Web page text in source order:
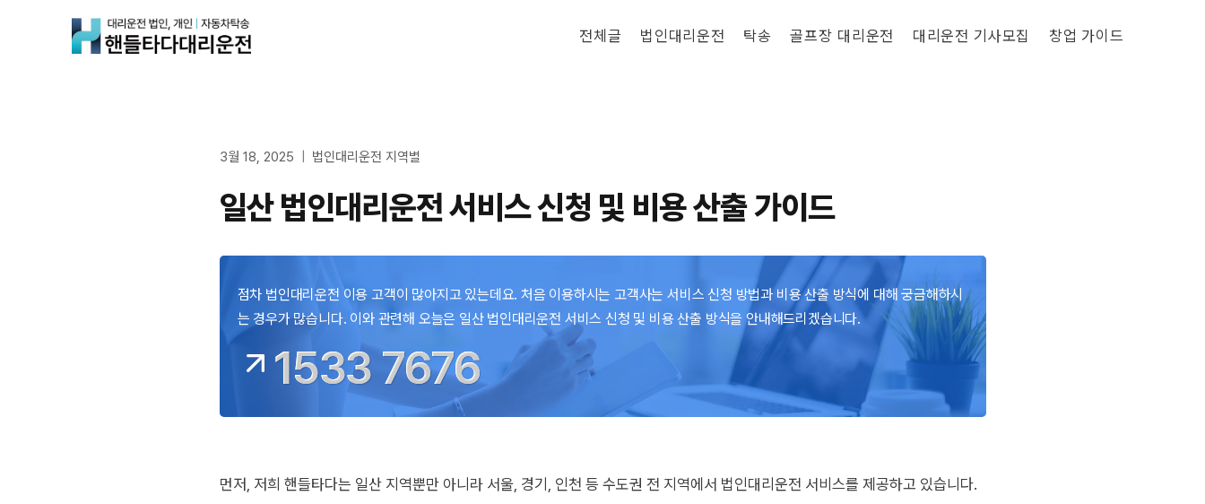
전체글 법인대리운전 탁송 골프장 대리운전 대리운전 기사모집 창업 가이드
3월 18, 2025 법인대리운전 지역별
일산 법인대리운전 서비스 신청 및 비용 산출 가이드
점차 법인대리운전 이용 고객이 많아지고 있는데요. 처음 이용하시는 고객사는 서비스 신청 방법과 비용 산출 방식에 대해 궁금해하시
는 경우가 많습니다. 이와 관련해 오늘은 일산 법인대리운전 서비스 신청 및 비용 산출 방식을 안내해드리겠습니다.
1533 7676
먼저, 저희 핸들타다는 일산 지역뿐만 아니라 서울, 경기, 인천 등 수도권 전 지역에서 법인대리운전 서비스를 제공하고 있습니다.